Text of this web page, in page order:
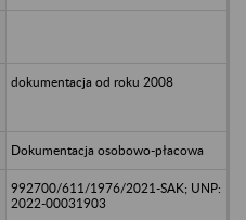
dokumentacja od roku 2008
Dokumentacja osobowo-płacowa
992700/611/1976/2021-SAK; UNP:
2022-00031903